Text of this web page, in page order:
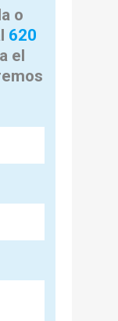
o
620
el